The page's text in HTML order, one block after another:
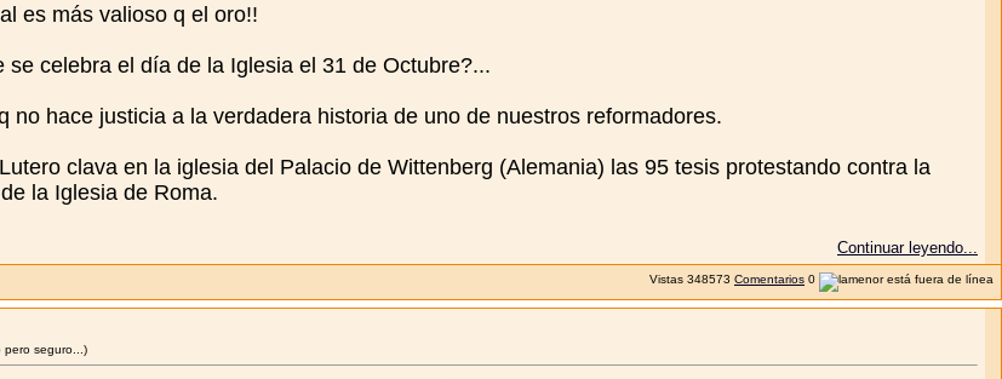
es más valioso q el oro!!
se celebra el día de la Iglesia el 31 de Octubre?...
no hace justicia a la verdadera historia de uno de nuestros reformadores.
clava en la iglesia del Palacio de Wittenberg (Alemania) las 95 tesis protestando contra la
la Iglesia de Roma.
Continuar leyendo...
Vistas 348573 Comentarios 0
seguro...)